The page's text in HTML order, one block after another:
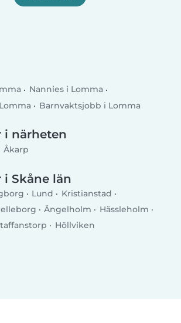
Nannies i Lomma
Barnvaktsjobb i Lomma
i närheten
Åkarp
i Skåne län
Lund
Kristianstad
Ängelholm
Hässleholm
Höllviken